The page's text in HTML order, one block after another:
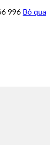
996 Bỏ qua